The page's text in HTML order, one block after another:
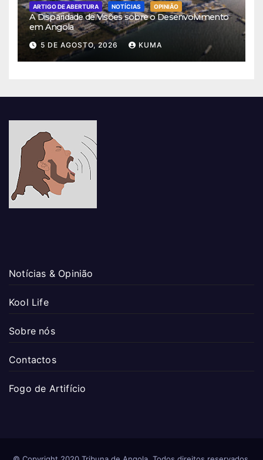
ARTIGO DE ABERTURA NOTÍCIAS OPINIÃO
A Disparidade de Visões sobre o Desenvolvimento
em Angola
5 DE AGOSTO, 2026 KUMA
Notícias & Opinião
Kool Life
Sobre nós
Contactos
Fogo de Artifício